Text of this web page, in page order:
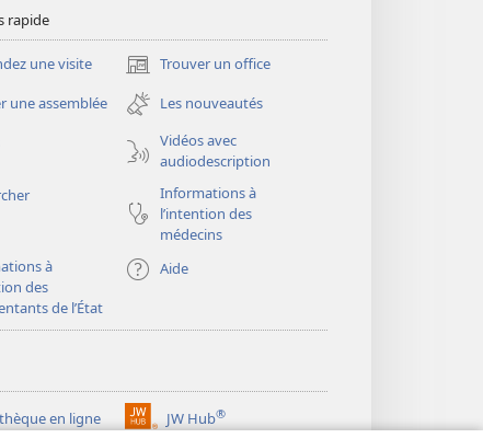
rapide
une visite Trouver un office
(ouvre
une
nouvelle
fenêtre)
une assemblée
Les nouveautés
Vidéos avec
audiodescription
Informations à
l’intention des
médecins
à
des
de l’État
Aide
en ligne JW Hub®
(ouvre